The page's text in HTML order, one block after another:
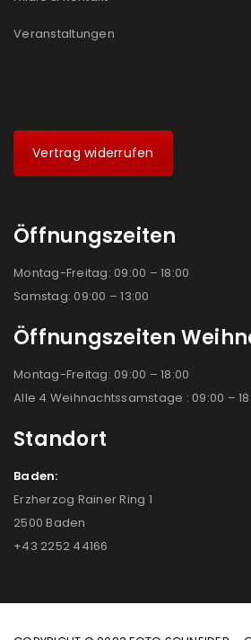
Veranstaltungen
Vertrag widerrufen
Öffnungszeiten
Montag-Freitag: 09:00 – 18:00
Samstag: 09:00 – 13:00
Öffnungszeiten
Montag-Freitag: 09:00 – 18:00
Alle 4 Weihnachtssamstage : 09:00 –
Standort
Baden:
Erzherzog Rainer Ring 1
2500 Baden
+43 2252 44166